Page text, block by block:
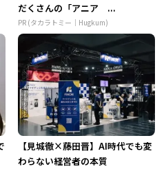
だくさんの「アニア ...
PR (タカラトミー｜Hugkum)
【見城徹×藤田晋】AI時代でも変
わらない経営者の本質